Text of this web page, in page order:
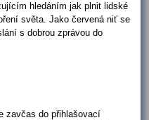
hledáním jak plnit lidské
světa. Jako červená niť se
s dobrou zprávou do
zavčas do přihlašovací